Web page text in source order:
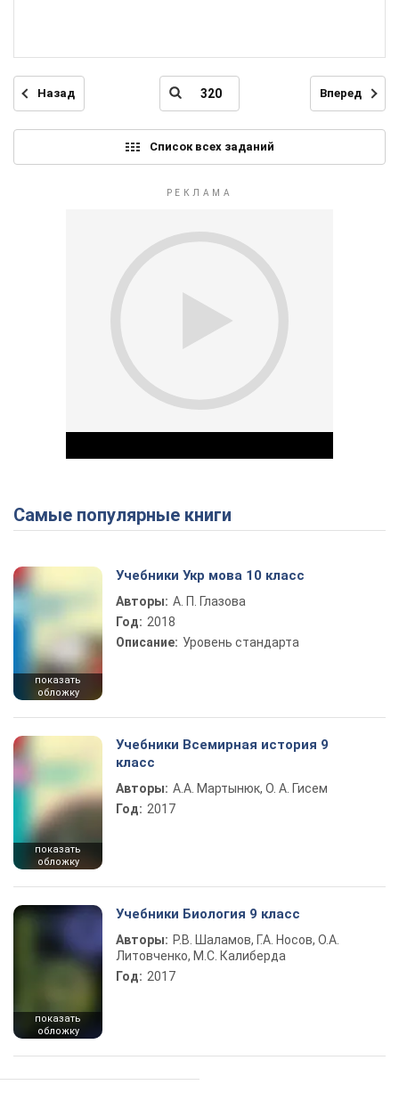
Назад Вперед
Список всех заданий
Play Video
Самые популярные книги
показать
обложку
Учебники Укр мова 10 класс
Авторы: А. П. Глазова
Год: 2018
Описание: Уровень стандарта
показать
обложку
Учебники Всемирная история 9
класс
Авторы: А.А. Мартынюк, О. А. Гисем
Год: 2017
показать
обложку
Учебники Биология 9 класс
Авторы: Р.В. Шаламов, Г.А. Носов, О.А.
Литовченко, М.С. Калиберда
Год: 2017